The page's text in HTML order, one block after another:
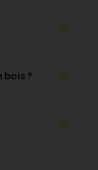
bois ?